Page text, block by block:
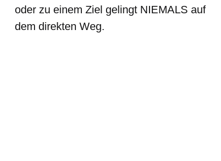
oder zu einem Ziel gelingt NIEMALS auf
dem direkten Weg.